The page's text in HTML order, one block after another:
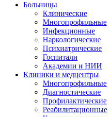
Больницы
Клинические
Многопрофильные
Инфекционные
Наркологические
Психиатрические
Госпитали
Академии и НИИ
Клиники и медцентры
Многопрофильные
Диагностические
Профилактические
Реабилитационные